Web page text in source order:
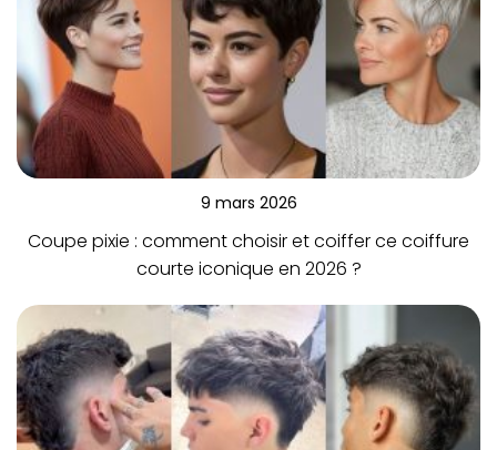
9 mars 2026
Coupe pixie : comment choisir et coiffer ce coiffure
courte iconique en 2026 ?